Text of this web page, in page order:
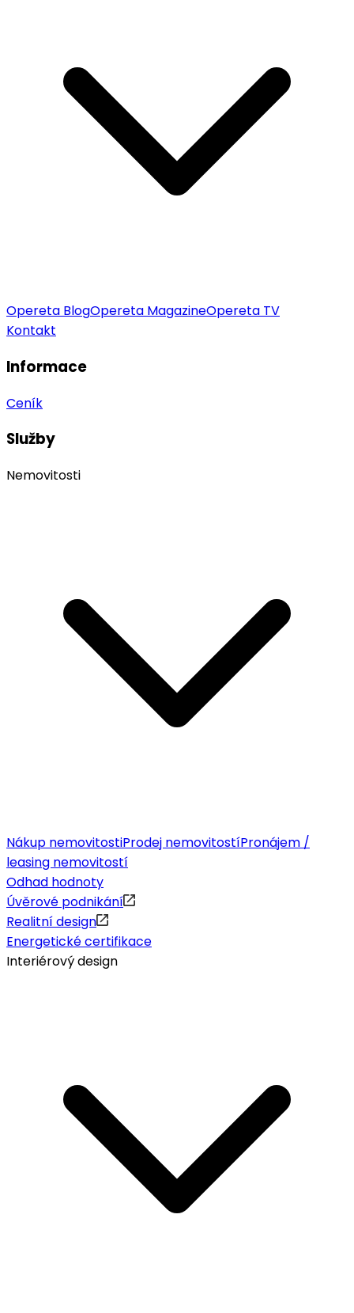
Opereta BlogOpereta MagazineOpereta TV
Kontakt
Informace
Ceník
Služby
Nemovitosti
Nákup nemovitostiProdej nemovitostíPronájem /
leasing nemovitostí
Odhad hodnoty
Úvěrové podnikání
Realitní design
Energetické certifikace
Interiérový design